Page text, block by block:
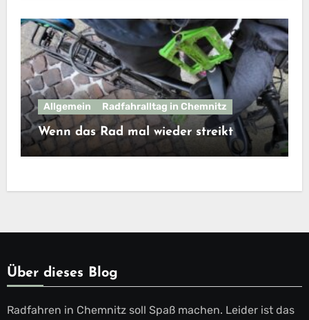
Allgemein Radfahralltag in Chemnitz
Wenn das Rad mal wieder streikt
Über dieses Blog
Radfahren in Chemnitz soll Spaß machen. Leider ist das